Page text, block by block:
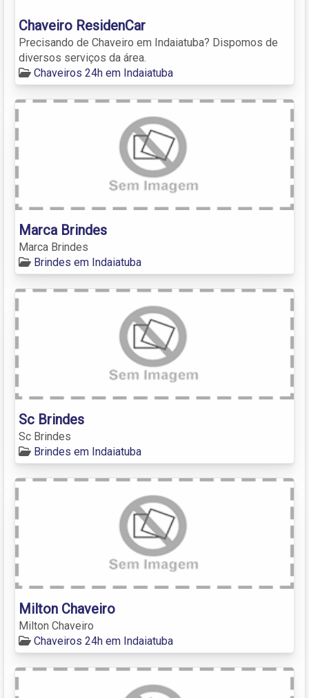
Chaveiro ResidenCar
Precisando de Chaveiro em Indaiatuba? Dispomos de
diversos serviços da área.
Chaveiros 24h em Indaiatuba
Marca Brindes
Marca Brindes
Brindes em Indaiatuba
Sc Brindes
Sc Brindes
Brindes em Indaiatuba
Milton Chaveiro
Milton Chaveiro
Chaveiros 24h em Indaiatuba